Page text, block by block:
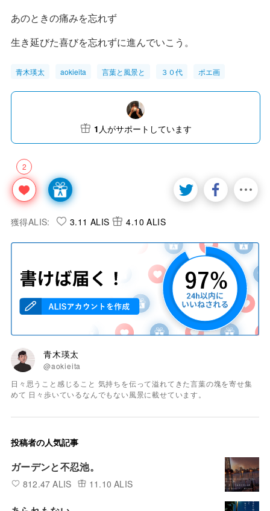
あのときの痛みを忘れず
生き延びた喜びを忘れずに進んでいこう。
青木瑛太 aokieita 言葉と風景と ３０代 ポエ画
2
1 人がサポートしています
獲得ALIS: 3.11 ALIS 4.10 ALIS
青木瑛太
@aokieita
日々思うこと感じること 気持ちを伝って溢れてきた言葉の塊を寄せ集
めて 日々歩いているなんでもない風景に載せています。
投稿者の人気記事
ガーデンと不忍池。
812.47 ALIS 11.10 ALIS